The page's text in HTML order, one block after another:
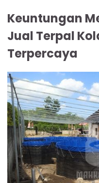
Keuntungan
Jual Terpal
Terpercaya